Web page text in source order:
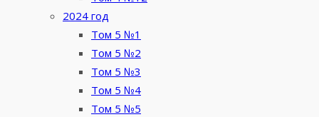
2024 год
Том 5 №1
Том 5 №2
Том 5 №3
Том 5 №4
Том 5 №5